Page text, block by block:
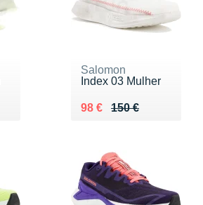
Salomon
Index 03 Mulher
150 €
Au lieu de 150 €
98 €
Vendu 98 €